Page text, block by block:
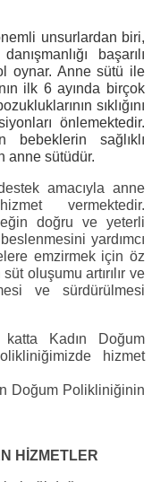
unsurlardan biri,
başarılı
oynar. Anne sütü ile
ilk 6 ayında birçok
sıklığını
önlemektedir.
bebeklerin sağlıklı
anne sütüdür.
amacıyla anne
vermektedir.
doğru ve yeterli
yardımcı
emzirmek için öz
oluşumu artırılır ve
ve sürdürülmesi
Kadın Doğum
hizmet
Doğum Polikliniğinin
HİZMETLER